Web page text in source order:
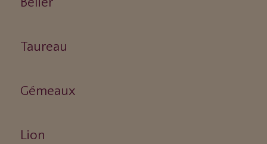
Taureau
Gémeaux
Lion